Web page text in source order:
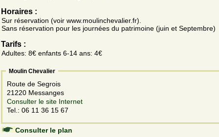
Horaires :
Sur réservation (voir www.moulinchevalier.fr).
Sans réservation pour les journées du patrimoine (juin et Septembre)
Tarifs :
Adultes: 8€ enfants 6-14 ans: 4€
Moulin Chevalier
Route de Segrois
21220 Messanges
Consulter le site Internet
Tel.: 06 11 36 15 67
Consulter le plan